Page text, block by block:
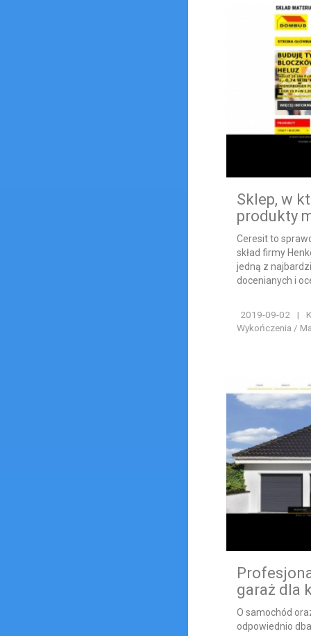
Sklep, w
produkty
Ceresit to
skład firmy
jedną z
docenianych i
2019-09-02 |
Wykończenia /
garaż dla
O samochód
odpowiednio